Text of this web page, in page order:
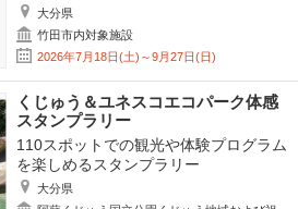
大分県
竹田市内対象施設
2026年7月18日(土)～9月27日(日)
くじゅう＆ユネスコエコパーク体感
スタンプラリー
110スポットでの観光や体験プログラム
を楽しめるスタンプラリー
大分県